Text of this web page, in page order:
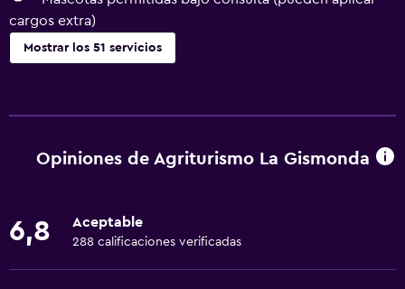
cargos extra)
Mostrar los 51 servicios
Wifi gratis
Extinguidor
Opiniones de Agriturismo La Gismonda
6,8 Aceptable
288 calificaciones verificadas